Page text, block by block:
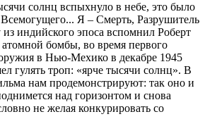
солнц вспыхнуло в небе, это было
Я – Смерть, Разрушитель
индийского эпоса вспомнил Роберт
бомбы, во время первого
в Нью-Мехико в декабре 1945
гулять троп: «ярче тысячи солнц». В
нам продемонстрируют: так оно и
над горизонтом и снова
не желая конкурировать со